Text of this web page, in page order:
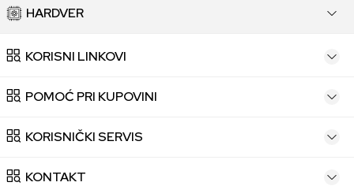
HARDVER
KORISNI LINKOVI
POMOĆ PRI KUPOVINI
KORISNIČKI SERVIS
KONTAKT